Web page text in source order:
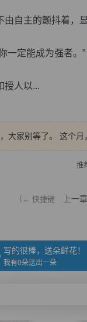
自主的颤抖着，
定能成为强者。”
人以...
大家别等了。 这个
推
（← 快捷键 上一章
写的很棒，送朵鲜花！
我有0朵送出一朵